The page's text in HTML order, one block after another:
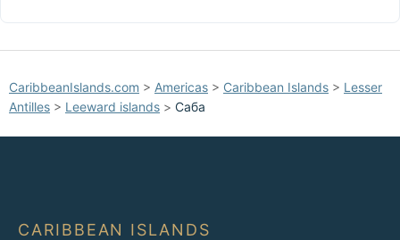
CaribbeanIslands.com > Americas > Caribbean Islands > Lesser
Antilles > Leeward islands > Саба
CARIBBEAN ISLANDS